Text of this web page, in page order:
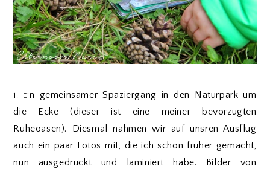
1. Ein gemeinsamer Spaziergang in den Naturpark um
die Ecke (dieser ist eine meiner bevorzugten
Ruheoasen). Diesmal nahmen wir auf unsren Ausflug
auch ein paar Fotos mit, die ich schon früher gemacht,
nun ausgedruckt und laminiert habe. Bilder von